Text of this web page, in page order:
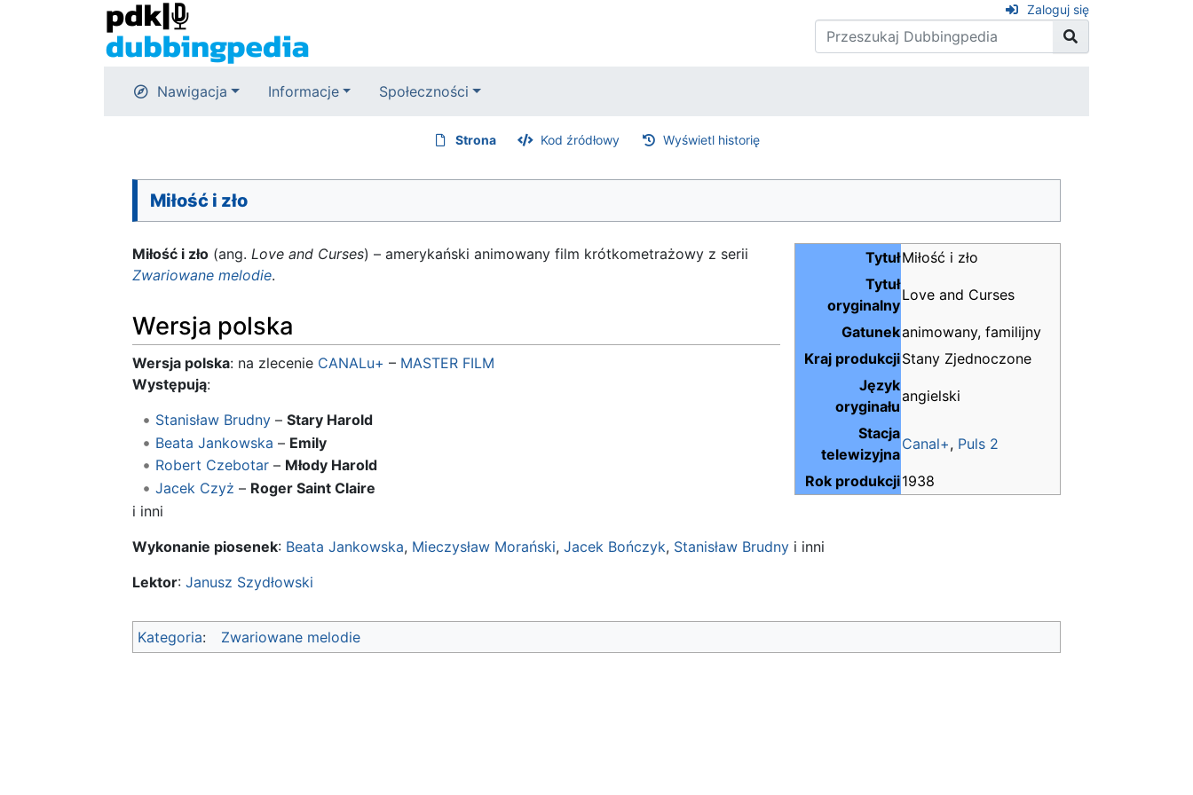
Zaloguj się
Nawigacja Informacje Społeczności
Strona Kod źródłowy Wyświetl historię
Miłość i zło
TytułMiłość i zło
Tytuł
oryginalny
Love and Curses
Gatunekanimowany, familijny
Kraj produkcjiStany Zjednoczone
Język
oryginału
angielski
Stacja
telewizyjna
Canal+, Puls 2
Rok produkcji1938
Miłość i zło (ang. Love and Curses) – amerykański animowany film krótkometrażowy z serii
Zwariowane melodie.
Wersja polska
Wersja polska: na zlecenie CANALu+ – MASTER FILM
Występują:
Stanisław Brudny– Stary Harold
Beata Jankowska – Emily
Robert Czebotar– Młody Harold
Jacek Czyż – Roger Saint Claire
i inni
Wykonanie piosenek: Beata Jankowska, Mieczysław Morański, Jacek Bończyk, Stanisław Brudny i inni
Lektor: Janusz Szydłowski
Kategoria: Zwariowane melodie